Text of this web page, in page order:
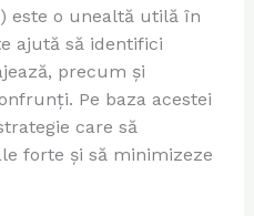
este o unealtă utilă în
ajută să identifici
precum și
Pe baza acestei
care să
forte și să minimizeze